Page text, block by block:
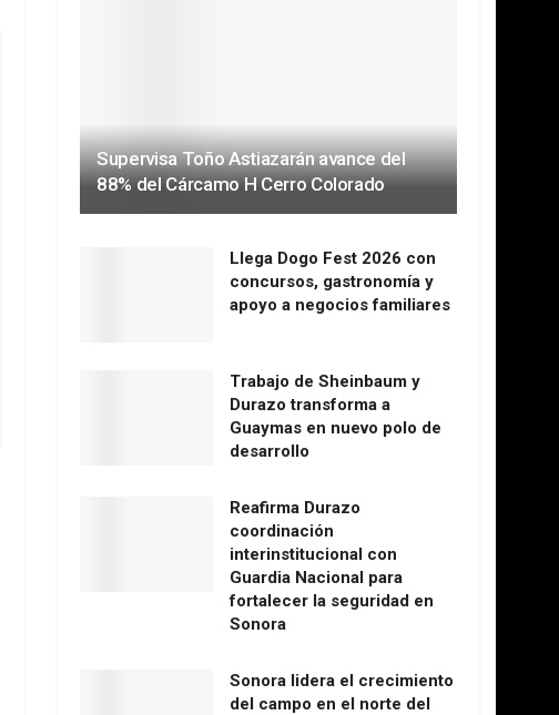
Supervisa Toño Astiazarán avance del
88% del Cárcamo H Cerro Colorado
Llega Dogo Fest 2026 con
concursos, gastronomía y
apoyo a negocios familiares
Trabajo de Sheinbaum y
Durazo transforma a
Guaymas en nuevo polo de
desarrollo
Reafirma Durazo
coordinación
interinstitucional con
Guardia Nacional para
fortalecer la seguridad en
Sonora
Sonora lidera el crecimiento
del campo en el norte del